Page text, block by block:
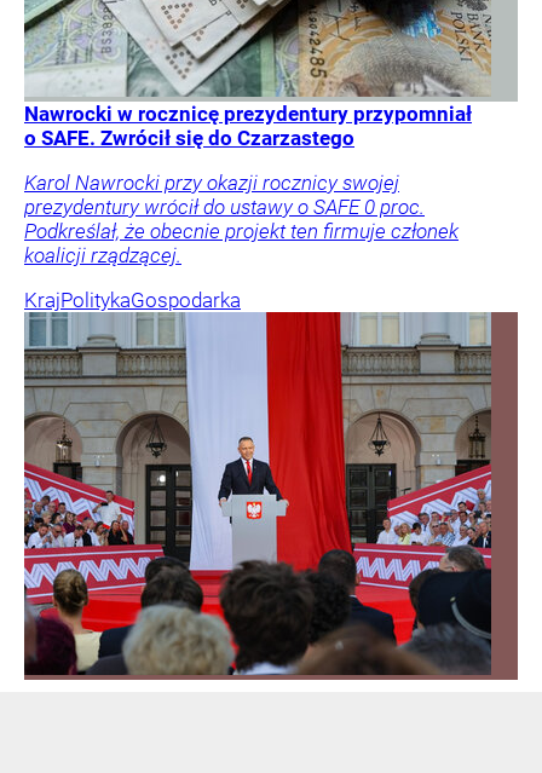
Nawrocki w rocznicę prezydentury przypomniał
o SAFE. Zwrócił się do Czarzastego
Karol Nawrocki przy okazji rocznicy swojej
prezydentury wrócił do ustawy o SAFE 0 proc.
Podkreślał, że obecnie projekt ten firmuje członek
koalicji rządzącej.
KrajPolitykaGospodarka